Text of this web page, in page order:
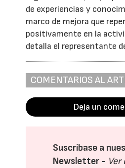
de experiencias y
marco de mejora que
positivamente en la
detalla el representante
COMENTARIOS AL
Deja un
Suscríbase a
Newsletter - Ver